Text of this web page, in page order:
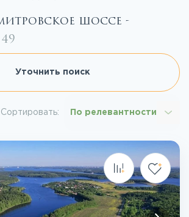
шоссе -
49
Уточнить поиск
Сортировать: По релевантности